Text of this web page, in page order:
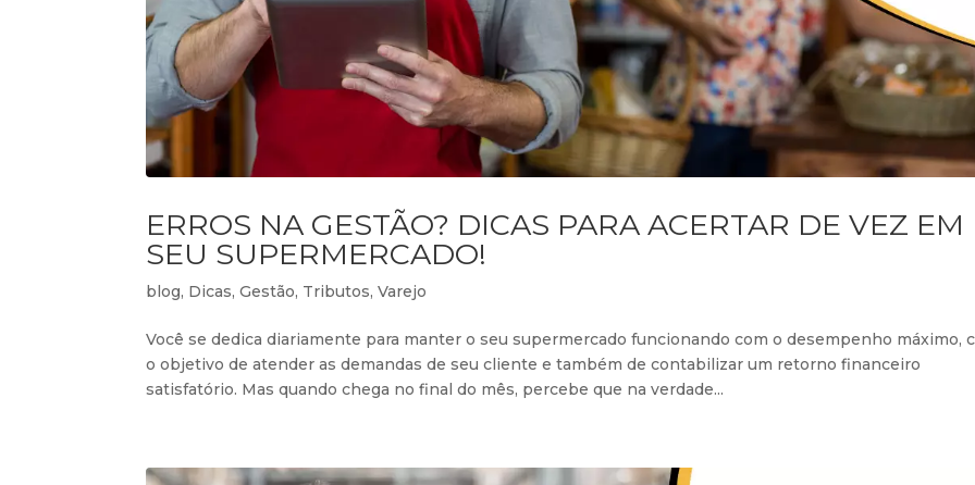
ERROS NA GESTÃO? DICAS PARA ACERTAR DE VEZ EM
SEU SUPERMERCADO!
blog, Dicas,Gestão, Tributos,Varejo
Você se dedica diariamente para manter o seu supermercado funcionando com o desempenho máximo,
o objetivo de atender as demandas de seu cliente e também de contabilizar um retorno financeiro
satisfatório. Mas quando chega no final do mês, percebe que na verdade...